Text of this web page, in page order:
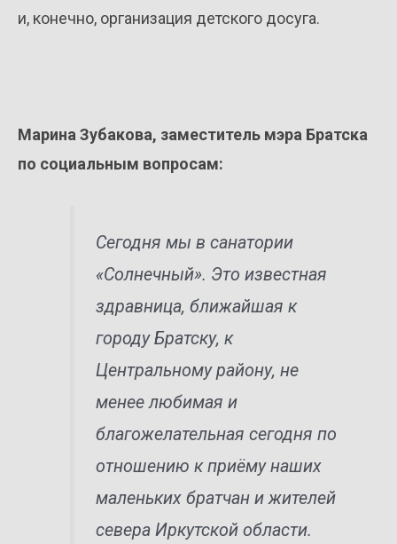
и, конечно, организация детского досуга.
Марина Зубакова, заместитель мэра Братска
по социальным вопросам:
Сегодня мы в санатории
«Солнечный». Это известная
здравница, ближайшая к
городу Братску, к
Центральному району, не
менее любимая и
благожелательная сегодня по
отношению к приёму наших
маленьких братчан и жителей
севера Иркутской области.